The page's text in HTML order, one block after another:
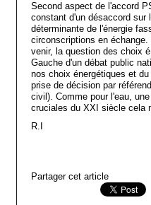
Second aspect de l'accord
constant d'un désaccord sur
déterminante de l'énergie
circonscriptions en
venir, la question des choix
Gauche d'un débat public
nos choix énergétiques et
prise de décision par
civil). Comme pour l'eau,
cruciales du XXI siècle cela
R.I
Partager cet article